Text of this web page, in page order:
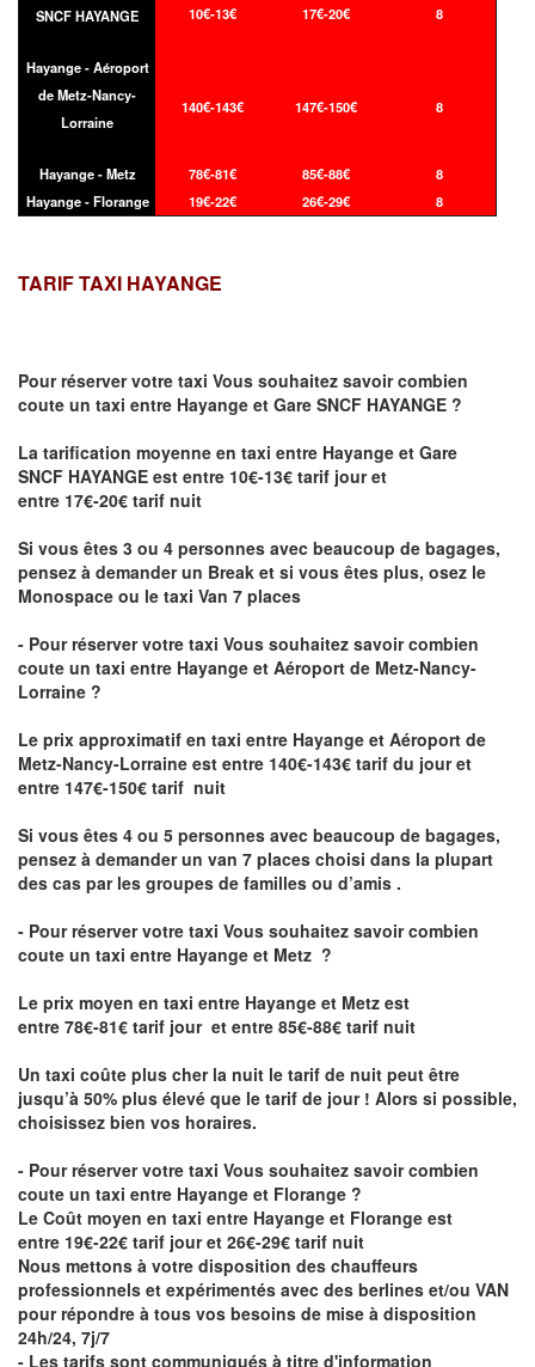
SNCF HAYANGE
10€-13€ 17€-20€ 8
Hayange - Aéroport
de Metz-Nancy-
Lorraine
140€-143€ 147€-150€ 8
Hayange - Metz 78€-81€ 85€-88€
8
Hayange - Florange
19€-22€ 26€-29€ 8
TARIF TAXI HAYANGE
Pour réserver votre taxi Vous souhaitez savoircombien
coute un taxi entre Hayange et Gare SNCF HAYANGE ?
La tarification moyenne en taxi entre Hayange et Gare
SNCF HAYANGE est entre 10€-13€ tarif jour et
entre 17€-20€ tarif nuit
Si vous êtes 3 ou 4 personnes avec beaucoup de bagages,
pensez à demander un Break et si vous êtes plus, osez le
Monospace ou le taxi Van 7 places
- Pour réserver votre taxi Vous souhaitez savoircombien
coute un taxi entre Hayange et Aéroport de Metz-Nancy-
Lorraine ?
Le prix approximatif en taxi entre Hayange et Aéroport de
Metz-Nancy-Lorraine est entre 140€-143€ tarif du jour et
entre 147€-150€ tarif nuit
Si vous êtes 4 ou 5 personnes avec beaucoup de bagages,
pensez à demander un van 7 places choisi dans la plupart
des cas par les groupes de familles ou d’amis .
- Pour réserver votre taxi Vous souhaitez savoircombien
coute un taxi entre Hayange et Metz ?
Le prix moyen en taxi entre Hayange et Metz est
entre 78€-81€ tarif jour et entre 85€-88€ tarif nuit
Un taxi coûte plus cher la nuit le tarif de nuit peut être
jusqu’à 50% plus élevé que le tarif de jour ! Alors si possible,
choisissez bien vos horaires.
- Pour réserver votre taxi Vous souhaitez savoircombien
coute un taxi entre Hayange et Florange ?
Le Coût moyen en taxi entre Hayange et Florange est
entre 19€-22€ tarif jour et 26€-29€ tarif nuit
Nous mettons à votre disposition des chauffeurs
professionnels et expérimentés avec des berlines et/ou VAN
pour répondre à tous vos besoins de mise à disposition
24h/24, 7j/7
- Les tarifs sont communiqués à titre d'information